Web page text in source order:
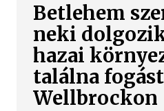
Betlehem
neki
hazai
találna fogást
Wellbrockon